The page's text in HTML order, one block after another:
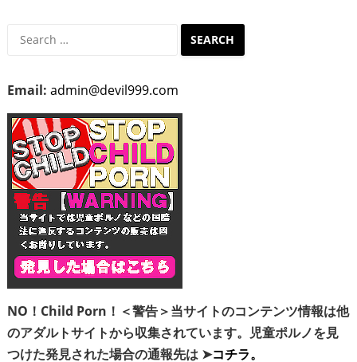
Search
Email: admin@devil999.com
NO！Child Porn！＜警告＞当サイトのコンテンツ情報は他
のアダルトサイトから収集されています。児童ポルノを見
つけた発見された場合の通報先は ➤コチラ。